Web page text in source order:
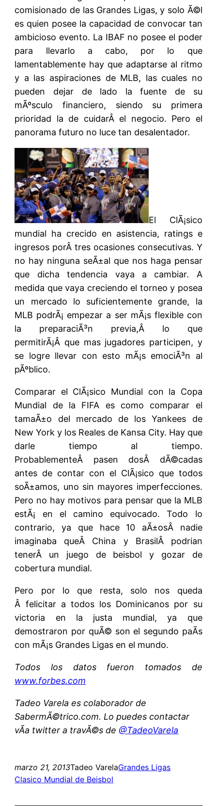
comisionado de las Grandes Ligas, y solo Ã©l
es quien posee la capacidad de convocar tan
ambicioso evento. La IBAF no posee el poder
para llevarlo a cabo, por lo que
lamentablemente hay que adaptarse al ritmo
y a las aspiraciones de MLB, las cuales no
pueden dejar de lado la fuente de su
mÃºsculo financiero, siendo su primera
prioridad la de cuidarÂ el negocio. Pero el
panorama futuro no luce tan desalentador.
El ClÃ¡sico
mundial ha crecido en asistencia, ratings e
ingresos porÂ tres ocasiones consecutivas. Y
no hay ninguna seÃ±al que nos haga pensar
que dicha tendencia vaya a cambiar. A
medida que vaya creciendo el torneo y posea
un mercado lo suficientemente grande, la
MLB podrÃ¡ empezar a ser mÃ¡s flexible con
la preparaciÃ³n previa,Â lo que
permitirÃ¡Â que mas jugadores participen, y
se logre llevar con esto mÃ¡s emociÃ³n al
pÃºblico.
Comparar el ClÃ¡sico Mundial con la Copa
Mundial de la FIFA es como comparar el
tamaÃ±o del mercado de los Yankees de
New York y los Reales de Kansa City. Hay que
darle tiempo al tiempo.
ProbablementeÂ pasen dosÂ dÃ©cadas
antes de contar con el ClÃ¡sico que todos
soÃ±amos, uno sin mayores imperfecciones.
Pero no hay motivos para pensar que la MLB
estÃ¡ en el camino equivocado. Todo lo
contrario, ya que hace 10 aÃ±osÂ nadie
imaginaba queÂ China y BrasilÂ podrian
tenerÂ un juego de beisbol y gozar de
cobertura mundial.
Pero por lo que resta, solo nos queda
Â felicitar a todos los Dominicanos por su
victoria en la justa mundial, ya que
demostraron por quÃ© son el segundo paÃ­s
con mÃ¡s Grandes Ligas en el mundo.
Todos los datos fueron tomados de
www.forbes.com
Tadeo Varela es colaborador de
SabermÃ©trico.com. Lo puedes contactar
vÃ­a twitter a travÃ©s de @TadeoVarela
marzo 21, 2013Tadeo VarelaGrandes Ligas
Clasico Mundial de Beisbol